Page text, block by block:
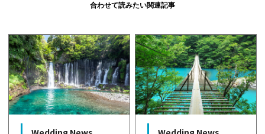
合わせて読みたい関連記事